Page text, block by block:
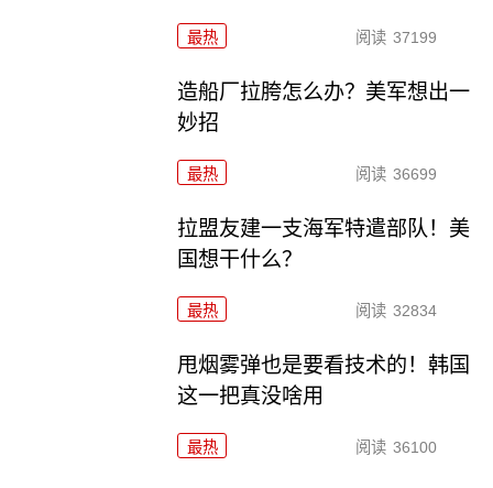
最热 阅读 37199
造船厂拉胯怎么办？美军想出一
妙招
最热 阅读 36699
拉盟友建一支海军特遣部队！美
国想干什么？
最热 阅读 32834
甩烟雾弹也是要看技术的！韩国
这一把真没啥用
最热 阅读 36100